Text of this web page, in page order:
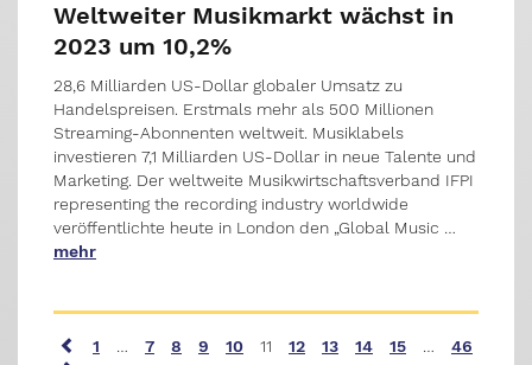
Weltweiter Musikmarkt wächst in
2023 um 10,2%
28,6 Milliarden US-Dollar globaler Umsatz zu
Handelspreisen. Erstmals mehr als 500 Millionen
Streaming-Abonnenten weltweit. Musiklabels
investieren 7,1 Milliarden US-Dollar in neue Talente und
Marketing. Der weltweite Musikwirtschaftsverband IFPI
representing the recording industry worldwide
veröffentlichte heute in London den „Global Music …
mehr
1 … 7 8 9 10 11 12 13 14 15 … 46